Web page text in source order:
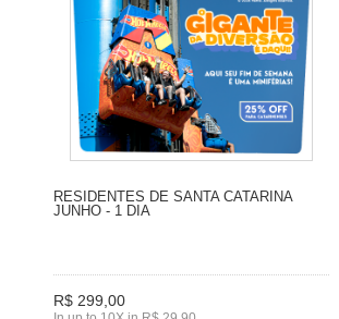
RESIDENTES DE SANTA CATARINA
JUNHO - 1 DIA
R$ 299,00